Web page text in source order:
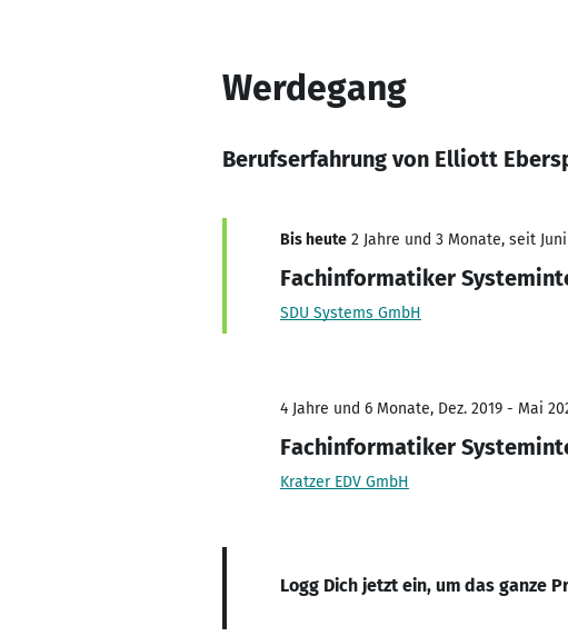
Werdegang
Berufserfahrung von Elliott
Bis heute 2 Jahre und 3 Monate, seit
Fachinformatiker
SDU Systems GmbH
4 Jahre und 6 Monate, Dez. 2019 - Mai
Fachinformatiker
Kratzer EDV GmbH
Logg Dich jetzt ein, um das ganze